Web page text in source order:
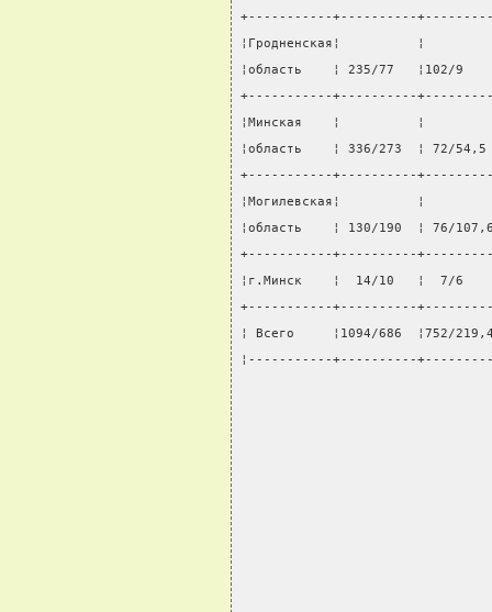
+-----------+----------
¦Гродненская¦
¦область    ¦ 235/77
+-----------+----------
¦Минская    ¦          ¦
¦область    ¦ 336/273  ¦
+-----------+----------
¦Могилевская¦
¦область    ¦ 130/190  ¦ 76/
+-----------+----------
¦г.Минск    ¦  14/10   ¦
+-----------+----------
¦ Всего     ¦1094/686  ¦752/
¦-----------+----------